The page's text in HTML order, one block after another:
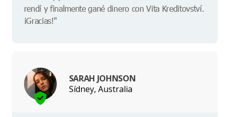
rendí y finalmente gané dinero con Vita Kreditovství.
¡Gracias!"
SARAH JOHNSON
Sídney, Australia